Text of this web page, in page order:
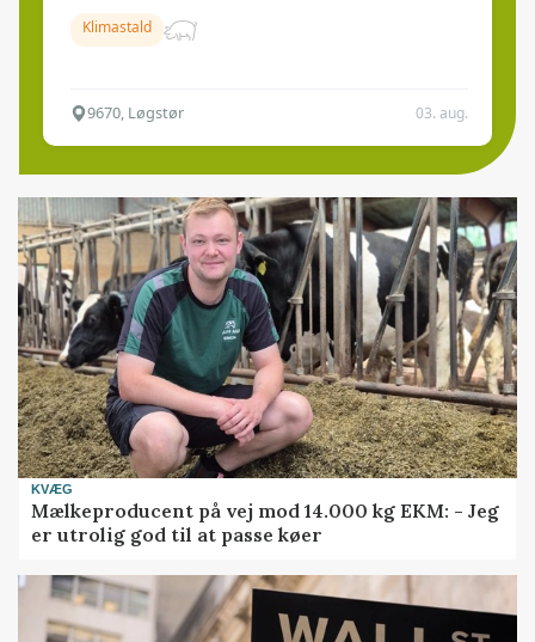
Klimastald
9670, Løgstør 03. aug.
KVÆG
Mælkeproducent på vej mod 14.000 kg EKM: - Jeg
er utrolig god til at passe køer